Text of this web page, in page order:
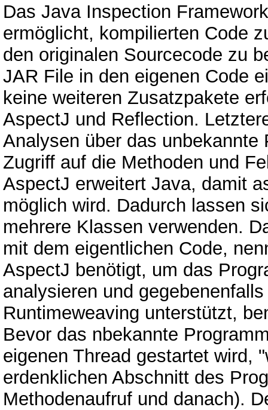
Das Java Inspection
ermöglicht, kompilierten Code
den originalen Sourcecode zu
JAR File in den eigenen Code
keine weiteren Zusatzpakete
AspectJ und Reflection.
Analysen über das
Zugriff auf die Methoden und
AspectJ erweitert Java, damit
möglich wird. Dadurch lassen
mehrere Klassen verwenden.
mit dem eigentlichen Code,
AspectJ benötigt, um das
analysieren und
Runtimeweaving unterstützt,
Bevor das nbekannte
eigenen Thread gestartet wird,
erdenklichen Abschnitt des
Methodenaufruf und danach).